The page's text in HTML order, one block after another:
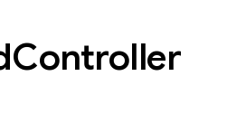
Controller